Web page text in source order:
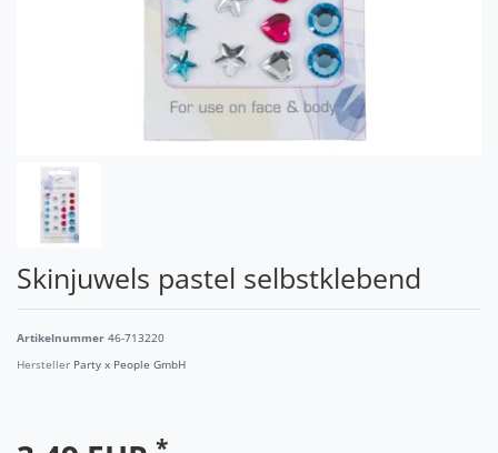
Skinjuwels pastel selbstklebend
Artikelnummer 46-713220
Hersteller Party x People GmbH